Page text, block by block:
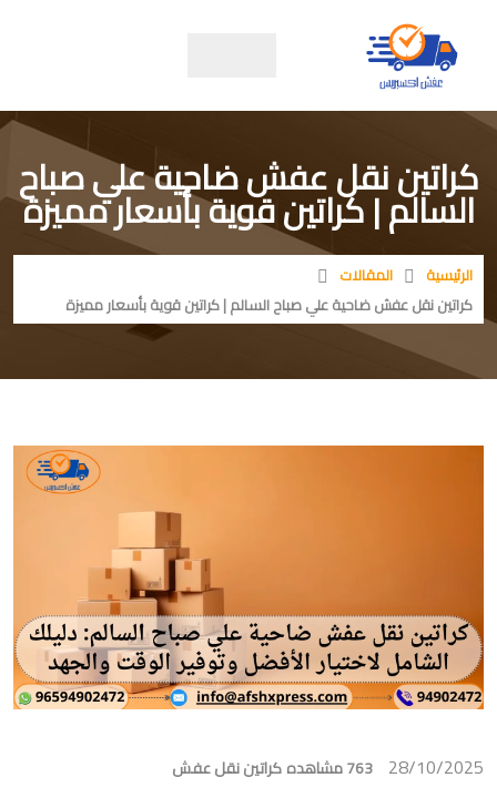
كراتين نقل عفش ضاحية علي صباح
السالم | كراتين قوية بأسعار مميزة
الرئيسية
المقالات
كراتين نقل عفش ضاحية علي صباح السالم | كراتين قوية بأسعار مميزة
28/10/2025 763 مشاهده كراتين نقل عفش